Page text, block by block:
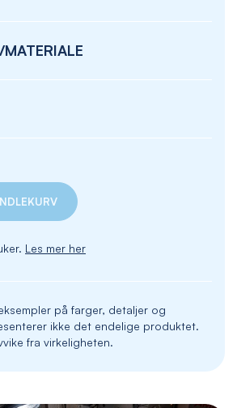
Les mer her
på farger, detaljer og
ikke det endelige produktet.
fra virkeligheten.